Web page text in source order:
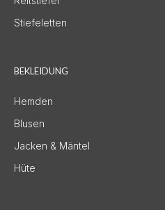
Stiefeletten
BEKLEIDUNG
Hemden
Blusen
Jacken & Mäntel
Hüte